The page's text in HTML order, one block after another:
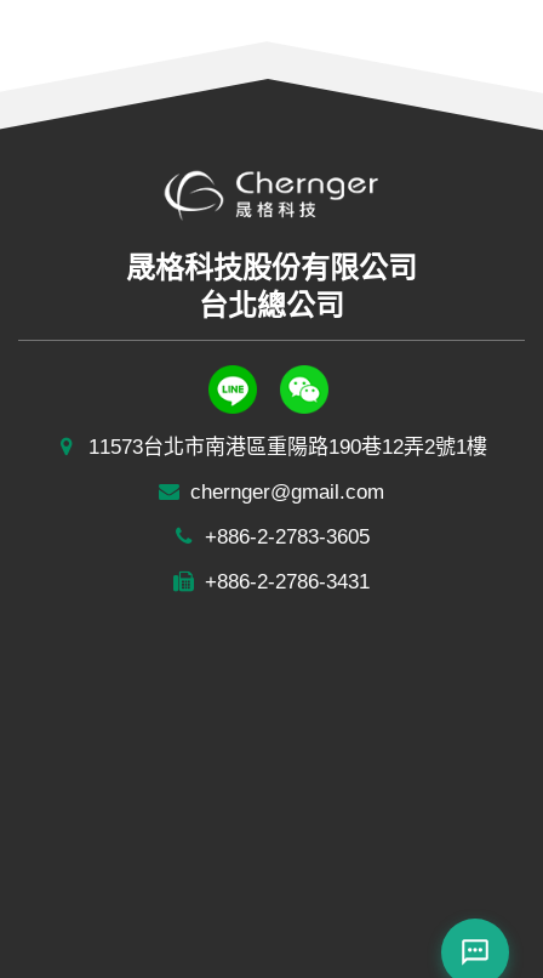
晟格科技股份有限公司
台北總公司
11573台北市南港區重陽路190巷12弄2號1樓
chernger@gmail.com
+886-2-2783-3605
+886-2-2786-3431